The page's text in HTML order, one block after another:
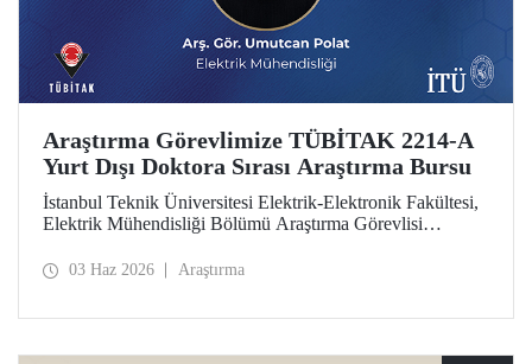
Araştırma Görevlimize TÜBİTAK 2214-A
Yurt Dışı Doktora Sırası Araştırma Bursu
İstanbul Teknik Üniversitesi Elektrik-Elektronik Fakültesi,
Elektrik Mühendisliği Bölümü Araştırma Görevlisi
Sırası Araştırma Bursu kapsamında desteklenmeye hak
03 Haz 2026 Araştırma